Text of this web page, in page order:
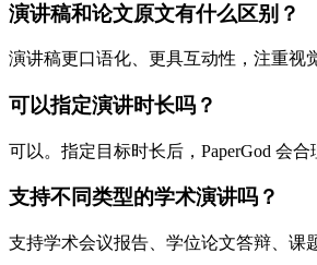
演讲稿和论文原文有什么区别？
演讲稿更口语化、更具互动性，注重视
可以指定演讲时长吗？
可以。指定目标时长后，PaperGod 会
支持不同类型的学术演讲吗？
支持学术会议报告、学位论文答辩、课